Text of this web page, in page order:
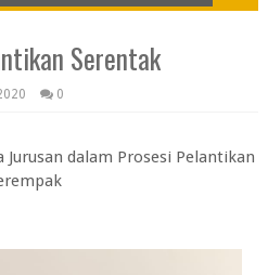
Serentak
0
dalam Prosesi Pelantikan